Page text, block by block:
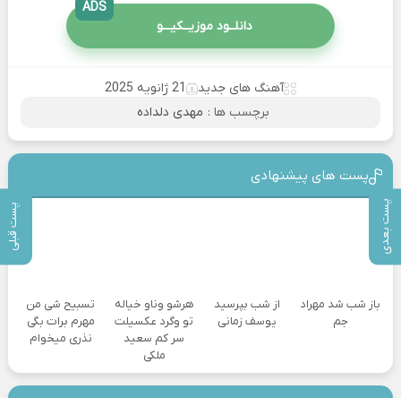
پست بعدی پست قبلی
دانلــود موزیــکیـــو
ADS
آهنگ های جدید
21 ژانویه 2025
برچسب ها : مهدی دلداده
پست های پیشنهادی
باز شب شد مهراد
جم
از شب بپرسید
یوسف زمانی
هرشو وناو خیاله
تو وگرد عکسیلت
سر کم سعید
ملکی
تسبیح شی من
مهرم برات بگی
نذری میخوام